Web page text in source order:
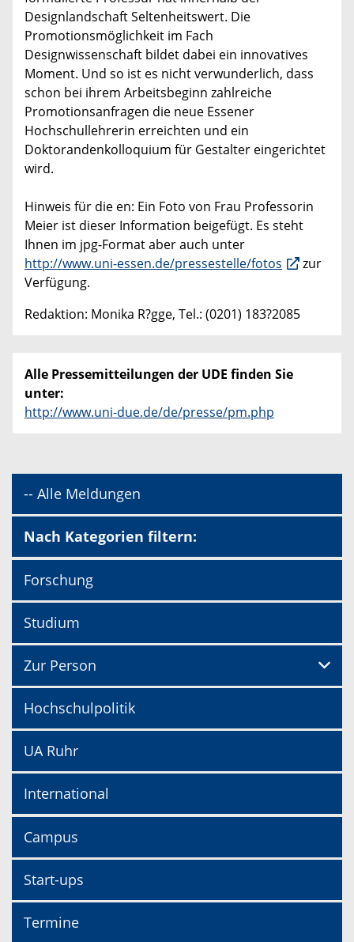
Designlandschaft Seltenheitswert. Die
Promotionsmöglichkeit im Fach
Designwissenschaft bildet dabei ein innovatives
Moment. Und so ist es nicht verwunderlich, dass
schon bei ihrem Arbeitsbeginn zahlreiche
Promotionsanfragen die neue Essener
Hochschullehrerin erreichten und ein
Doktorandenkolloquium für Gestalter eingerichtet
wird.
Hinweis für die en: Ein Foto von Frau Professorin
Meier ist dieser Information beigefügt. Es steht
Ihnen im jpg-Format aber auch unter
http://www.uni-essen.de/pressestelle/fotos
zur
Verfügung.
Redaktion: Monika R?gge, Tel.: (0201) 183?2085
Alle Pressemitteilungen der UDE finden Sie
unter:
http://www.uni-due.de/de/presse/pm.php
-- Alle Meldungen
Nach Kategorien filtern:
Forschung
Studium
Zur Person
Hochschulpolitik
UA Ruhr
International
Campus
Start-ups
Termine